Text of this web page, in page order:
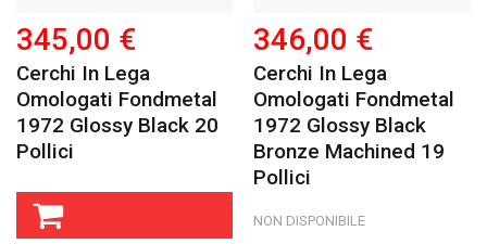
345,00 €
Cerchi In Lega
Omologati Fondmetal
1972 Glossy Black 20
Pollici
346,00 €
Cerchi In Lega
Omologati Fondmetal
1972 Glossy Black
Bronze Machined 19
Pollici
NON DISPONIBILE